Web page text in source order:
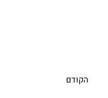
הקודם